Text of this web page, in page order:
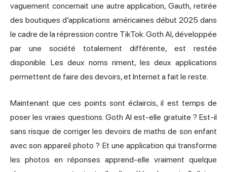
vaguement concernait une autre application, Gauth, retirée
des boutiques d’applications américaines début 2025 dans
le cadre de la répression contre TikTok. Goth AI, développée
par une société totalement différente, est restée
disponible. Les deux noms riment, les deux applications
permettent de faire des devoirs, et Internet a fait le reste.
Maintenant que ces points sont éclaircis, il est temps de
poser les vraies questions. Goth AI est-elle gratuite ? Est-il
sans risque de corriger les devoirs de maths de son enfant
avec son appareil photo ? Et une application qui transforme
les photos en réponses apprend-elle vraiment quelque